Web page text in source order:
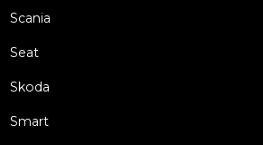
Scania
Seat
Skoda
Smart